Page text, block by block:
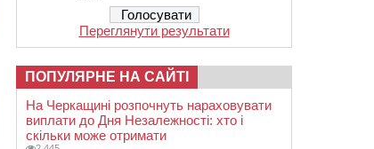
Переглянути результати
ПОПУЛЯРНЕ НА САЙТІ
На Черкащині розпочнуть нараховувати
виплати до Дня Незалежності: хто і
скільки може отримати